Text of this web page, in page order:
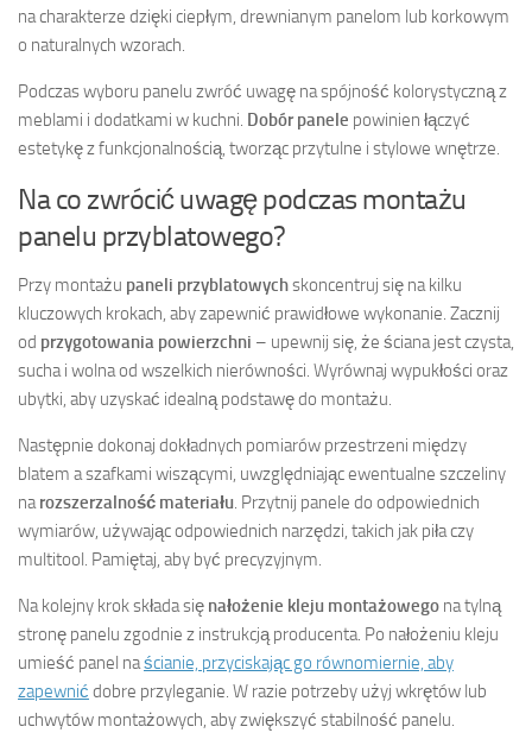
na charakterze dzięki ciepłym, drewnianym panelom lub korkowym
o naturalnych wzorach.
Podczas wyboru panelu zwróć uwagę na spójność kolorystyczną z
meblami i dodatkami w kuchni. Dobór panele powinien łączyć
estetykę z funkcjonalnością, tworząc przytulne i stylowe wnętrze.
Na co zwrócić uwagę podczas montażu
panelu przyblatowego?
Przy montażu paneli przyblatowychskoncentruj się na kilku
kluczowych krokach, aby zapewnić prawidłowe wykonanie. Zacznij
od przygotowania powierzchni – upewnij się, że ściana jest czysta,
sucha i wolna od wszelkich nierówności. Wyrównaj wypukłości oraz
ubytki, aby uzyskać idealną podstawę do montażu.
Następnie dokonaj dokładnych pomiarów przestrzeni między
blatem a szafkami wiszącymi, uwzględniając ewentualne szczeliny
narozszerzalność materiału. Przytnij panele do odpowiednich
wymiarów, używając odpowiednich narzędzi, takich jak piła czy
multitool. Pamiętaj, aby być precyzyjnym.
Na kolejny krok składa się nałożenie kleju montażowego na tylną
stronę panelu zgodnie z instrukcją producenta. Po nałożeniu kleju
umieść panel naścianie, przyciskając go równomiernie, aby
zapewnić dobre przyleganie. W razie potrzeby użyj wkrętów lub
uchwytów montażowych, aby zwiększyć stabilność panelu.